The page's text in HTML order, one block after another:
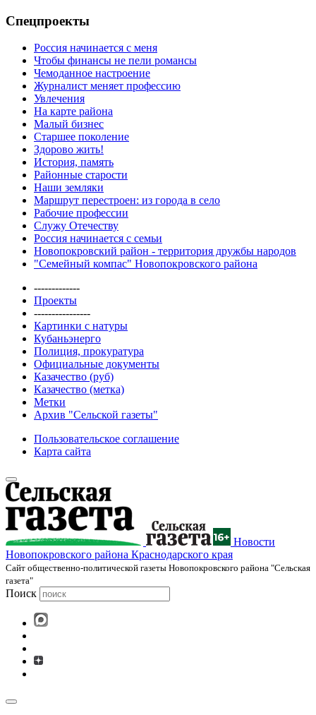
Спецпроекты
Россия начинается с меня
Чтобы финансы не пели романсы
Чемоданное настроение
Журналист меняет профессию
Увлечения
На карте района
Малый бизнес
Старшее поколение
Здорово жить!
История, память
Районные старости
Наши земляки
Маршрут перестроен: из города в село
Рабочие профессии
Служу Отечеству
Россия начинается с семьи
Новопокровский район - территория дружбы народов
"Семейный компас" Новопокровского района
-------------
Проекты
----------------
Картинки с натуры
Кубаньэнерго
Полиция, прокуратура
Официальные документы
Казачество (руб)
Казачество (метка)
Метки
Архив "Сельской газеты"
Пользовательское соглашение
Карта сайта
Новости
Новопокровского района Краснодарского края
Cайт общественно-политической газеты Новопокровского района "Сельская
газета"
Поиск